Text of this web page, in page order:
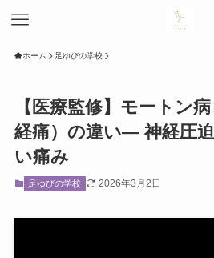
ホーム 足ゆびの学校
【医療監修】モートン
経痛）の違い― 神経圧
い痛み
足ゆびの学校 2026年3月2日